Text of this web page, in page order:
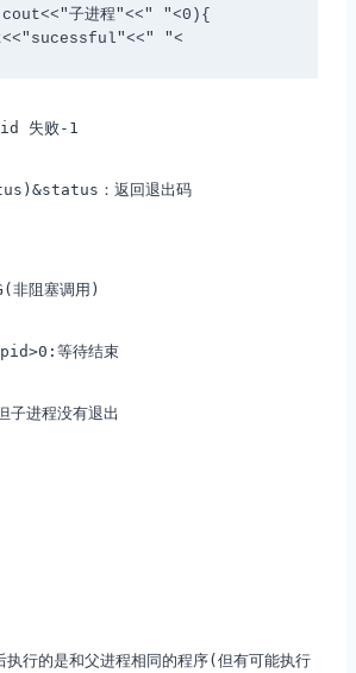
            cout<<"子进程"<<" "<
0){
cout<<"sucessful"<<" "<
id 失败-1
：返回退出码
非阻塞调用)
pid>0:等待结束
进程没有退出
⾏的是和⽗进程相同的程序(但有可能执⾏